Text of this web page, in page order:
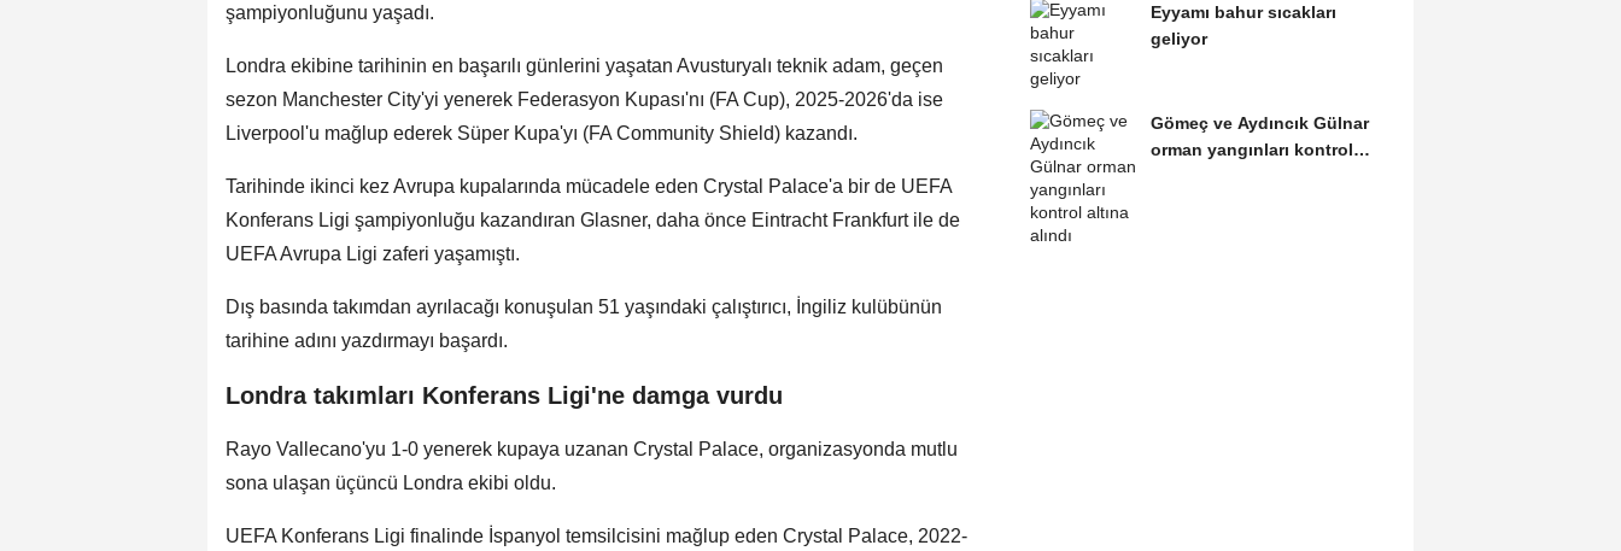
şampiyonluğunu yaşadı.
Londra ekibine tarihinin en başarılı günlerini yaşatan Avusturyalı teknik adam, geçen
sezon Manchester City'yi yenerek Federasyon Kupası'nı (FA Cup), 2025-2026'da ise
Liverpool'u mağlup ederek Süper Kupa'yı (FA Community Shield) kazandı.
Tarihinde ikinci kez Avrupa kupalarında mücadele eden Crystal Palace'a bir de UEFA
Konferans Ligi şampiyonluğu kazandıran Glasner, daha önce Eintracht Frankfurt ile de
UEFA Avrupa Ligi zaferi yaşamıştı.
Dış basında takımdan ayrılacağı konuşulan 51 yaşındaki çalıştırıcı, İngiliz kulübünün
tarihine adını yazdırmayı başardı.
Londra takımları Konferans Ligi'ne damga vurdu
Rayo Vallecano'yu 1-0 yenerek kupaya uzanan Crystal Palace, organizasyonda mutlu
sona ulaşan üçüncü Londra ekibi oldu.
UEFA Konferans Ligi finalinde İspanyol temsilcisini mağlup eden Crystal Palace, 2022-
Eyyamı bahur sıcakları
geliyor
Gömeç ve Aydıncık Gülnar
orman yangınları kontrol